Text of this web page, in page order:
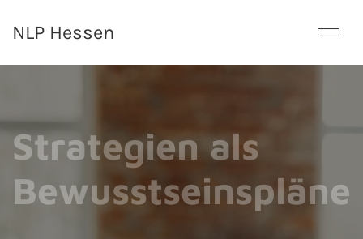
NLP Hessen
Strategien als
Bewusstseinspläne